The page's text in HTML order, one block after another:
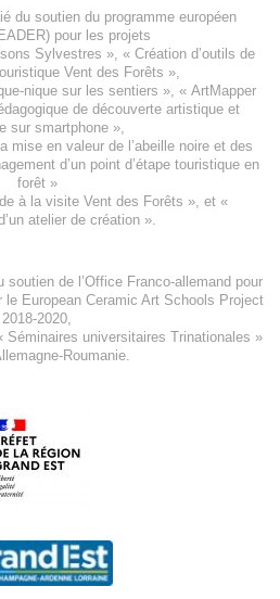
du soutien du programme européen
pour les projets
Sylvestres », « Création d’outils de
Vent des Forêts »,
nique sur les sentiers », « ArtMapper
de découverte artistique et
sur smartphone »,
mise en valeur de l’abeille noire et des
d’un point d’étape touristique en
forêt»
à la visite Vent des Forêts », et «
atelier de création».
de l’Office Franco-allemand pour
leEuropean Ceramic Art Schools Project
2018-2020
Séminaires universitaires Trinationales »
Roumanie.